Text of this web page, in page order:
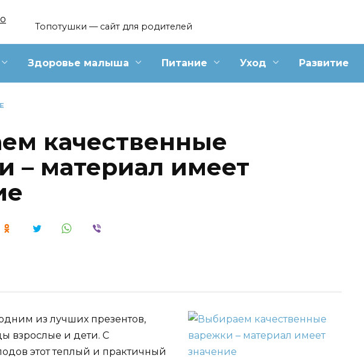
Топотушки — сайт для родителей
Здоровье малыша Питание Уход Развитие
качественные
– материал имеет
из лучших презентов,
взрослые и дети. С
этот теплый и практичный